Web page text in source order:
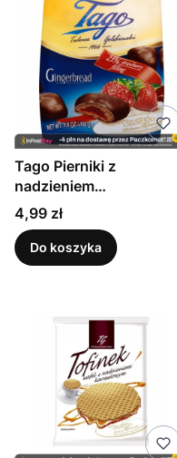
Tago Pierniki z
nadzieniem
truskawkowym 160 g
Cena
4,99 zł
Do koszyka